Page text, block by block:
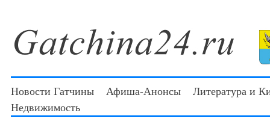
Новости Гатчины Афиша-Анонсы
Литература и
Недвижимость